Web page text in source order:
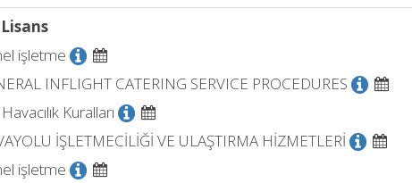
işletme
INFLIGHT CATERING SERVICE PROCEDURES
Kuralları
İŞLETMECİLİĞİ VE ULAŞTIRMA HİZMETLERİ
işletme